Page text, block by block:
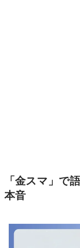
「金スマ」で
本音